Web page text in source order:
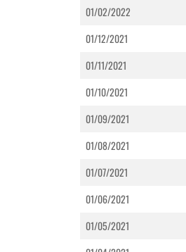
01/02/2022
01/12/2021
01/11/2021
01/10/2021
01/09/2021
01/08/2021
01/07/2021
01/06/2021
01/05/2021